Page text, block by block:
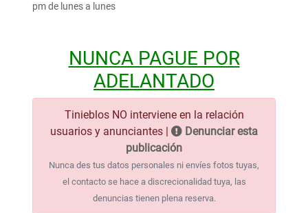
pm de lunes a lunes
NUNCA PAGUE POR
ADELANTADO
Tinieblos NO interviene en la relación
usuarios y anunciantes |
Denunciar esta
publicación
Nunca des tus datos personales ni envíes fotos tuyas,
el contacto se hace a discrecionalidad tuya, las
denuncias tienen plena reserva.